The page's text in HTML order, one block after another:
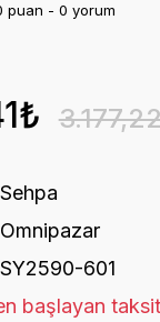
puan - 0 yorum
Sehpa
Omnipazar
SY2590-601
başlayan